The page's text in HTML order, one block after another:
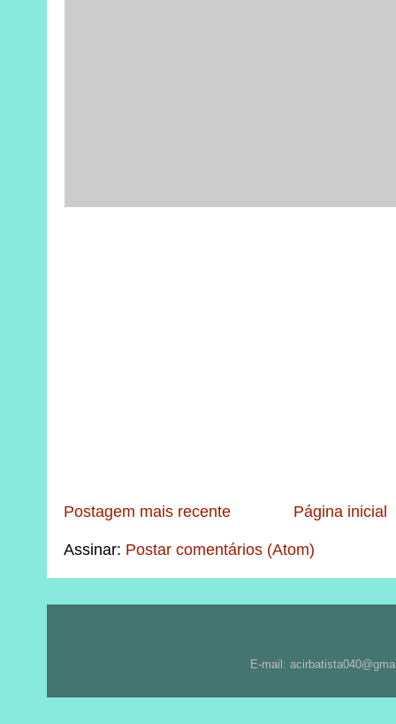
Postagem mais recente Página inicial
Assinar: Postar comentários (Atom)
E-mail: